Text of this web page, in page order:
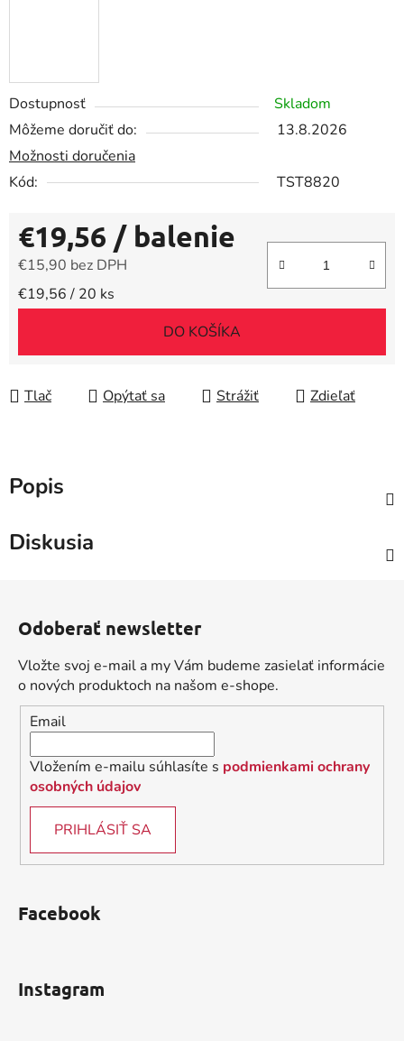
Dostupnosť
Skladom
Môžeme doručiť do:
13.8.2026
Možnosti doručenia
Kód:
TST8820
€19,56 / balenie
€15,90 bez DPH
Jednotková cena:
€19,56 / 20 ks
DO KOŠÍKA
Tlač Opýtať sa Strážiť Zdieľať
Popis
Diskusia
Odoberať newsletter
Vložte svoj e-mail a my Vám budeme zasielať informácie
o nových produktoch na našom e-shope.
Email
Vložením e-mailu súhlasíte s podmienkami ochrany
osobných údajov
PRIHLÁSIŤ SA
Facebook
Instagram